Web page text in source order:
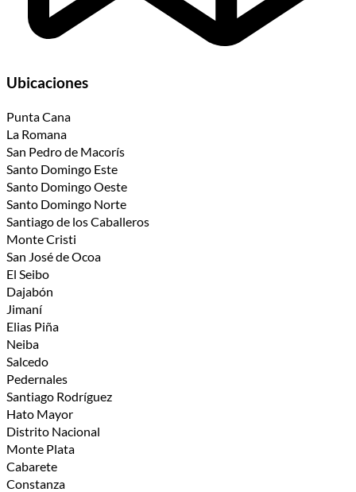
Ubicaciones
Punta Cana
La Romana
San Pedro de Macorís
Santo Domingo Este
Santo Domingo Oeste
Santo Domingo Norte
Santiago de los Caballeros
Monte Cristi
San José de Ocoa
El Seibo
Dajabón
Jimaní
Elias Piña
Neiba
Salcedo
Pedernales
Santiago Rodríguez
Hato Mayor
Distrito Nacional
Monte Plata
Cabarete
Constanza